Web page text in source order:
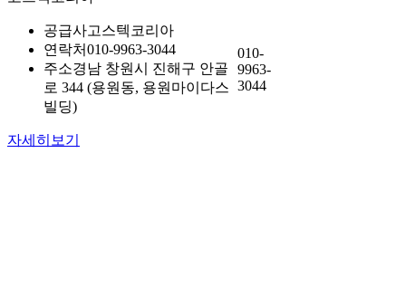
공급사고스텍코리아
연락처010-9963-3044
주소경남 창원시 진해구 안골
로 344 (용원동, 용원마이다스
빌딩)
자세히보기
010-
9963-
3044